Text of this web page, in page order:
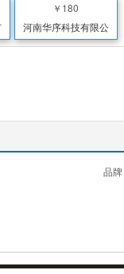
￥180
河南华序科技有限公
司
品牌